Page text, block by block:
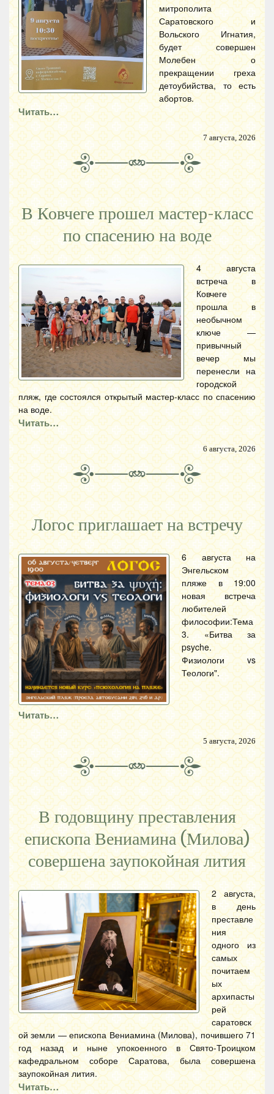
митрополита
Саратовского и
Вольского Игнатия,
будет совершен
Молебен о
прекращении греха
детоубийства, то есть
абортов.
Читать…
7 августа, 2026
В Ковчеге прошел мастер-класс
по спасению на воде
4 августа
встреча в
Ковчеге
прошла в
необычном
ключе —
привычный
вечер мы
перенесли на
городской
пляж, где состоялся открытый мастер-класс по спасению
на воде.
Читать…
6 августа, 2026
Логос приглашает на встречу
6 августа на
Энгельском
пляже в 19:00
новая встреча
любителей
философии:Тема
3. «Битва за
psyche.
Физиологи vs
Теологи".
Читать…
5 августа, 2026
В годовщину преставления
епископа Вениамина (Милова)
совершена заупокойная лития
2 августа,
в день
преставле
ния
одного из
самых
почитаем
ых
архипасты
рей
саратовск
ой земли — епископа Вениамина (Милова), почившего 71
год назад и ныне упокоенного в Свято-Троицком
кафедральном соборе Саратова, была совершена
заупокойная лития.
Читать…